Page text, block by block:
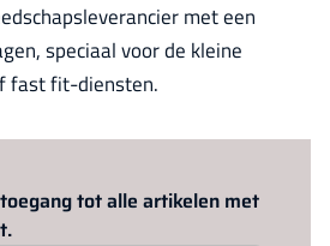
met een
speciaal voor de kleine
fast fit-diensten.
tot alle artikelen met